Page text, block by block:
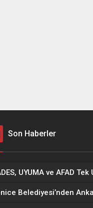
Son Haberler